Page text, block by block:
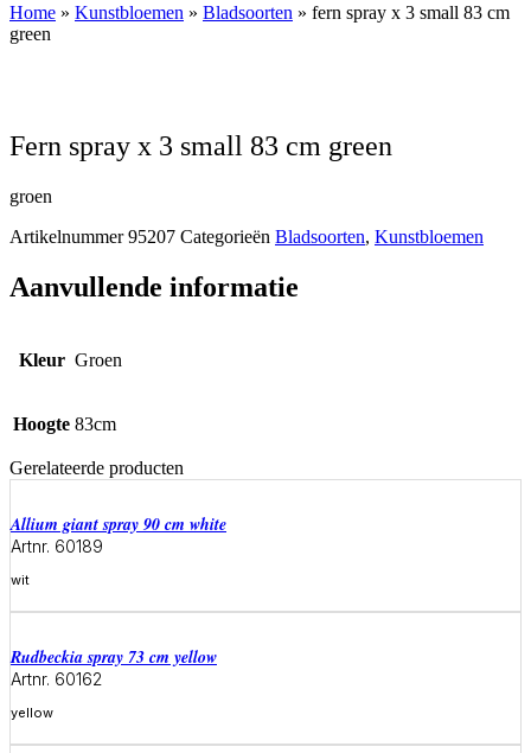
Home » Kunstbloemen » Bladsoorten » fern spray x 3 small 83 cm
green
fern spray x 3 small 83 cm green
groen
Artikelnummer95207 Categorieën Bladsoorten, Kunstbloemen
Aanvullende informatie
Kleur Groen
Hoogte 83cm
Gerelateerde producten
allium giant spray 90 cm white
Artnr. 60189
wit
rudbeckia spray 73 cm yellow
Artnr. 60162
yellow
Meer informatie